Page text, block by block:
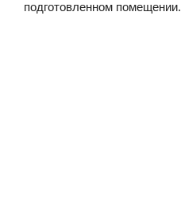
подготовленном помещении.